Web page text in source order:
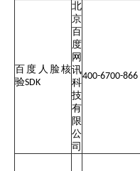
百度人脸核
验SDK
北
京
百
度
网
讯
科
技
有
限
公
司
400-6700-866